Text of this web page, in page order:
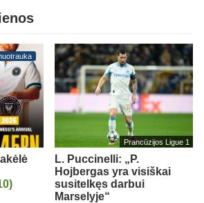
Prancūzijos Ligue 1
L. Puccinelli: „P.
Hojbergas yra visiškai
susitelkęs darbui
Marselyje“